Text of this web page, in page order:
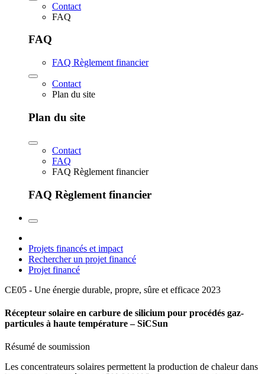
Contact
FAQ
FAQ
FAQ Règlement financier
Contact
Plan du site
Plan du site
Contact
FAQ
FAQ Règlement financier
FAQ Règlement financier
Projets financés et impact
Rechercher un projet financé
Projet financé
CE05 - Une énergie durable, propre, sûre et efficace 2023
Récepteur solaire en carbure de silicium pour procédés gaz-
particules à haute température – SiCSun
Résumé de soumission
Les concentrateurs solaires permettent la production de chaleur dans